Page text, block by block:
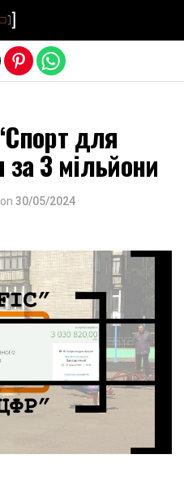
для
за 3 мільйони
on 30/05/2024
version